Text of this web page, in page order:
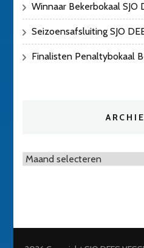
Winnaar Bekerbokaal SJO
Seizoensafsluiting SJO
Finalisten Penaltybokaal
Archieven